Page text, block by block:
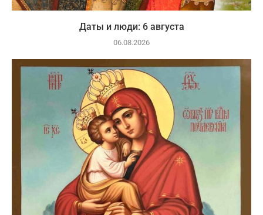
Даты и люди: 6 августа
06.08.2026